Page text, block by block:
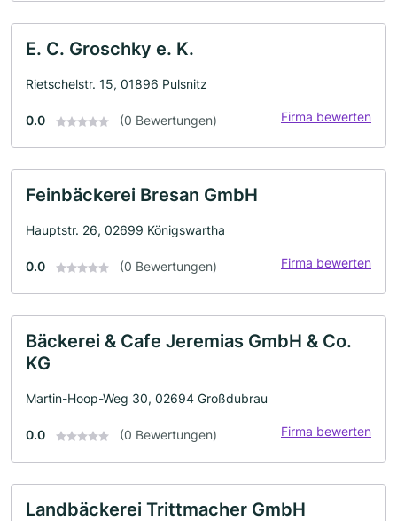
E. C. Groschky e. K.
Rietschelstr. 15, 01896 Pulsnitz
0.0 (0 Bewertungen) Firma bewerten
Feinbäckerei Bresan GmbH
Hauptstr. 26, 02699 Königswartha
0.0 (0 Bewertungen) Firma bewerten
Bäckerei & Cafe Jeremias GmbH & Co.
KG
Martin-Hoop-Weg 30, 02694 Großdubrau
0.0 (0 Bewertungen) Firma bewerten
Landbäckerei Trittmacher GmbH